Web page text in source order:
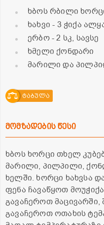
ხბოს რბილი
ხახვი- 3 ჭიქა
ერბო- 2 სკ, სავსე
ხმელი ქონდარი
მარილი და
ტაბულა
მომზადების წესი
ხბოს ხორცი თხელ
მარილი, პილპილი,
ხელში. ხორცი ხახვსა
ფენა ჩავაწყოთ
გავაჩეროთ
გავაჩეროთ ოთახის